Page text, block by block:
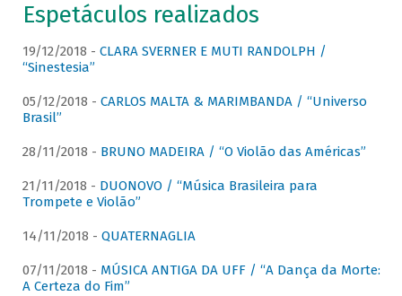
Espetáculos realizados
19/12/2018 - CLARA SVERNER E MUTI RANDOLPH /
“Sinestesia”
05/12/2018 - CARLOS MALTA & MARIMBANDA / “Universo
Brasil”
28/11/2018 - BRUNO MADEIRA / “O Violão das Américas”
21/11/2018 - DUONOVO / “Música Brasileira para
Trompete e Violão”
14/11/2018 - QUATERNAGLIA
07/11/2018 - MÚSICA ANTIGA DA UFF / “A Dança da Morte:
A Certeza do Fim”